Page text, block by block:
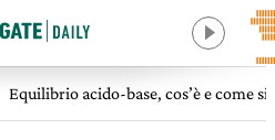
Equilibrio acido-base, cos’è e come